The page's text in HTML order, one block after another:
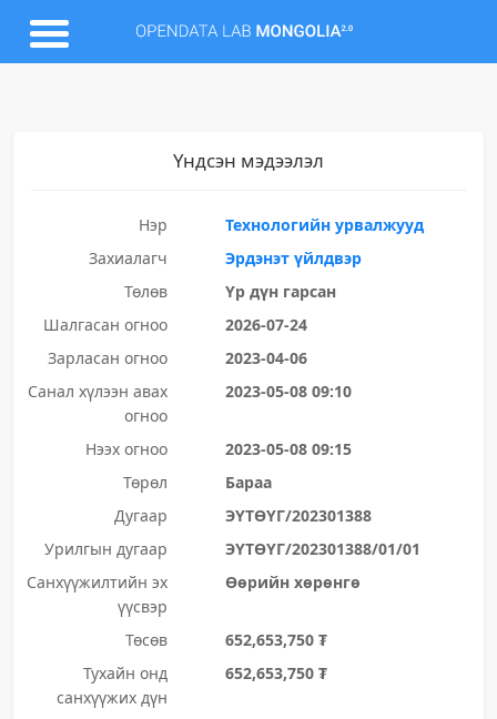
Үндсэн мэдээлэл
Нэр
Технологийн урвалжууд
Захиалагч
Эрдэнэт үйлдвэр
Төлөв
Үр дүн гарсан
Шалгасан огноо
2026-07-24
Зарласан огноо
2023-04-06
Санал хүлээн авах
огноо
2023-05-08 09:10
Нээх огноо
2023-05-08 09:15
Төрөл
Бараа
Дугаар
ЭҮТӨҮГ/202301388
Урилгын дугаар
ЭҮТӨҮГ/202301388/01/01
Санхүүжилтийн эх
үүсвэр
Өөрийн хөрөнгө
Төсөв
652,653,750 ₮
Тухайн онд
санхүүжих дүн
652,653,750 ₮